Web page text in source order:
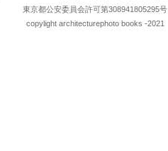
東京都公安委員会許可第308941805295号
copylight architecturephoto books -2021